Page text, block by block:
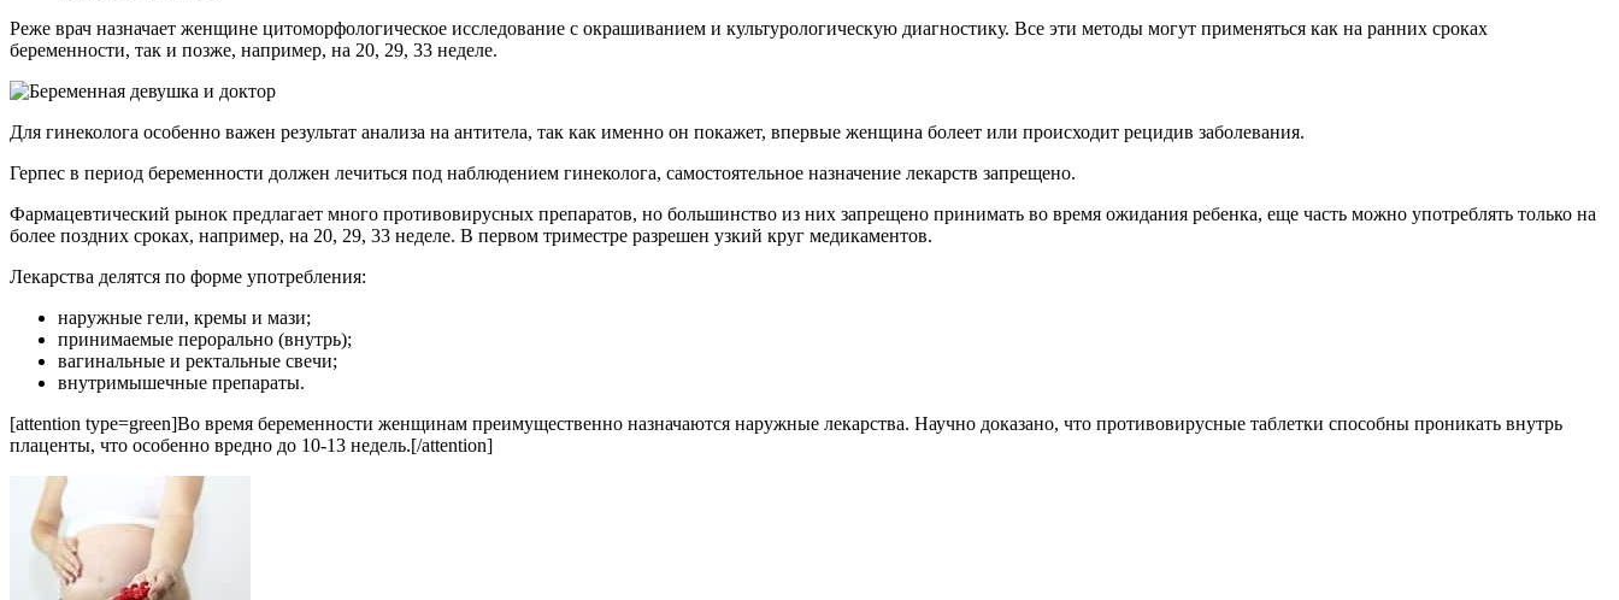
Реже врач назначает женщине цитоморфологическое исследование с окрашиванием и культурологическую диагностику. Все эти методы могут применяться как на ранних сроках
беременности, так и позже, например, на 20, 29, 33 неделе.
Для гинеколога особенно важен результат анализа на антитела, так как именно он покажет, впервые женщина болеет или происходит рецидив заболевания.
Герпес в период беременности должен лечиться под наблюдением гинеколога, самостоятельное назначение лекарств запрещено.
Фармацевтический рынок предлагает много противовирусных препаратов, но большинство из них запрещено принимать во время ожидания ребенка, еще часть можно употреблять только на
более поздних сроках, например, на 20, 29, 33 неделе. В первом триместре разрешен узкий круг медикаментов.
Лекарства делятся по форме употребления:
наружные гели, кремы и мази;
принимаемые перорально (внутрь);
вагинальные и ректальные свечи;
внутримышечные препараты.
[attention type=green]Во время беременности женщинам преимущественно назначаются наружные лекарства. Научно доказано, что противовирусные таблетки способны проникать внутрь
плаценты, что особенно вредно до 10-13 недель.[/attention]